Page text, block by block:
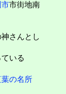
市市街地南
さんとし
いる
葉の名所